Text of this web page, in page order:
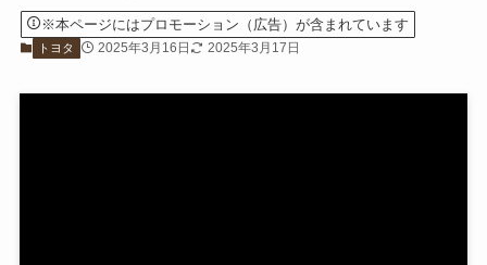
※本ページにはプロモーション（広告）が含まれています
トヨタ 2025年3月16日 2025年3月17日